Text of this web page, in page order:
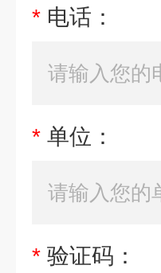
* 电话：
* 单位：
* 验证码：